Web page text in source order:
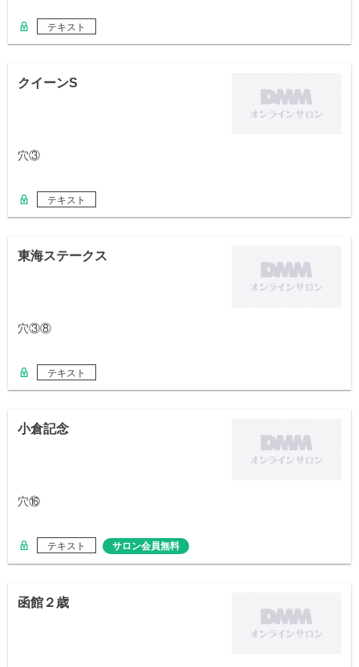
テキスト
クイーンS
穴③
テキスト
東海ステークス
穴③⑧
テキスト
小倉記念
穴⑯
テキスト サロン会員無料
函館２歳